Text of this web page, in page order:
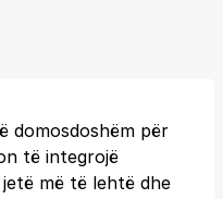
domosdoshëm për
të integrojë
më të lehtë dhe